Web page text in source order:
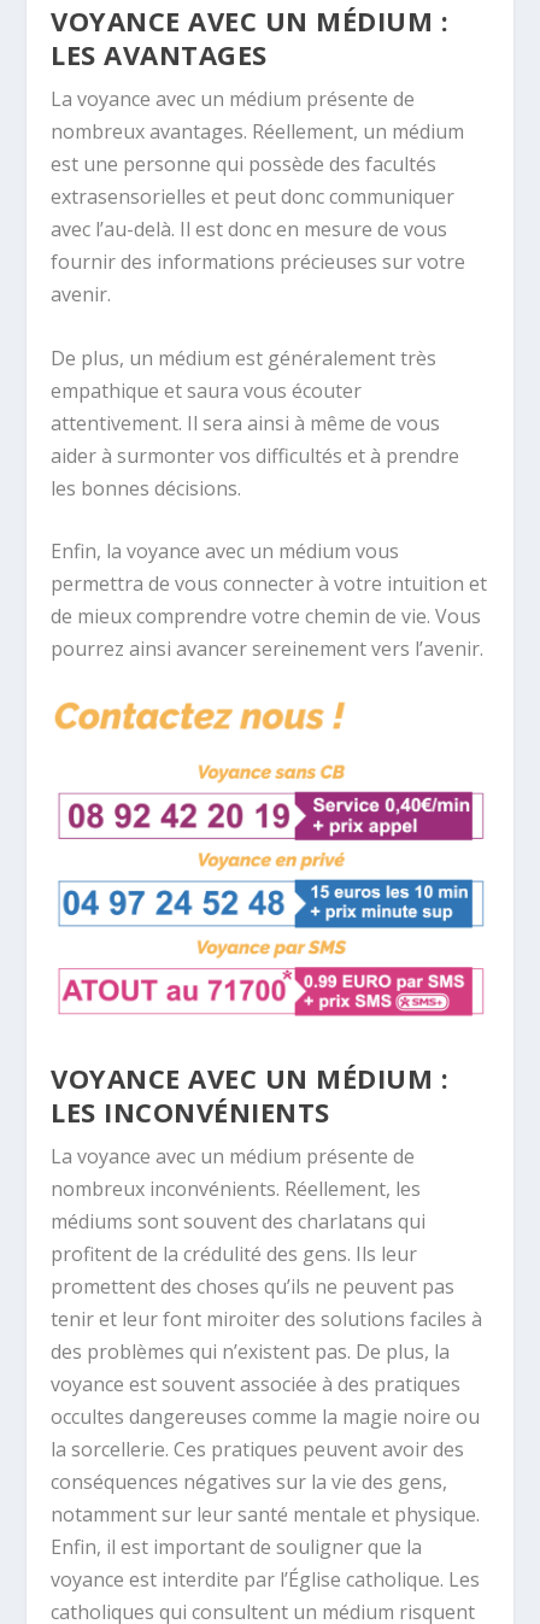
VOYANCE AVEC UN MÉDIUM :
LES AVANTAGES
La voyance avec un médium présente de
nombreux avantages. Réellement, un médium
est une personne qui possède des facultés
extrasensorielles et peut donc communiquer
avec l’au-delà. Il est donc en mesure de vous
fournir des informations précieuses sur votre
avenir.
De plus, un médium est généralement très
empathique et saura vous écouter
attentivement. Il sera ainsi à même de vous
aider à surmonter vos difficultés et à prendre
les bonnes décisions.
Enfin, la voyance avec un médium vous
permettra de vous connecter à votre intuition et
de mieux comprendre votre chemin de vie. Vous
pourrez ainsi avancer sereinement vers l’avenir.
VOYANCE AVEC UN MÉDIUM :
LES INCONVÉNIENTS
La voyance avec un médium présente de
nombreux inconvénients. Réellement, les
médiums sont souvent des charlatans qui
profitent de la crédulité des gens. Ils leur
promettent des choses qu’ils ne peuvent pas
tenir et leur font miroiter des solutions faciles à
des problèmes qui n’existent pas. De plus, la
voyance est souvent associée à des pratiques
occultes dangereuses comme la magie noire ou
la sorcellerie. Ces pratiques peuvent avoir des
conséquences négatives sur la vie des gens,
notamment sur leur santé mentale et physique.
Enfin, il est important de souligner que la
voyance est interdite par l’Église catholique. Les
catholiques qui consultent un médium risquent